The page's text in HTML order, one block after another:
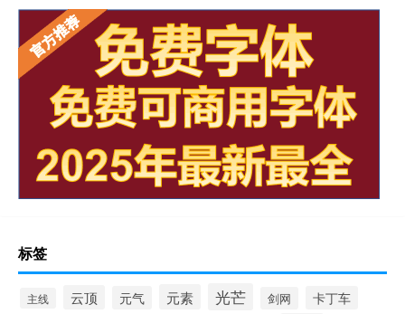
标签
主线 云顶 元气 元素 光芒 剑网 卡丁车